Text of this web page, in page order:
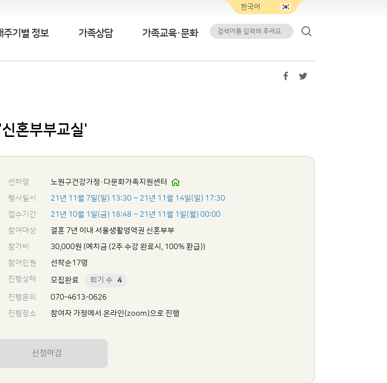
주기별 정보 가족상담 가족교육·문화
혼부부교실'
센터명
노원구건강가정·다문화가족지원센터
행사일시
21년 11월 7일(일) 13:30 ~ 21년 11월 14일(일) 17:30
접수기간
21년 10월 1일(금) 18:48 ~ 21년 11월 1일(월) 00:00
참여대상
결혼 7년 이내 서울생활영역권 신혼부부
참가비
30,000원 (예치금 (2주 수강 완료시, 100% 환급))
참여인원
선착순17명
진행상태
모집완료 회기 수 4
진행문의
070-4613-0626
진행장소
참여자 가정에서 온라인(zoom)으로 진행
신청마감